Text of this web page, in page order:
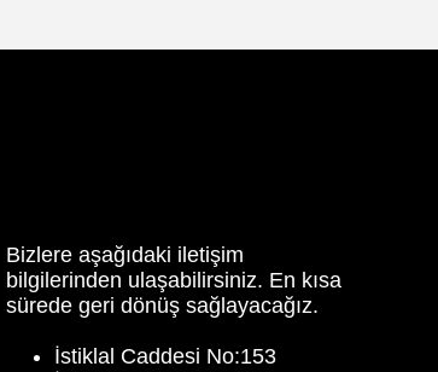
Bizlere aşağıdaki iletişim
bilgilerinden ulaşabilirsiniz. En kısa
sürede geri dönüş sağlayacağız.
İstiklal Caddesi No:153